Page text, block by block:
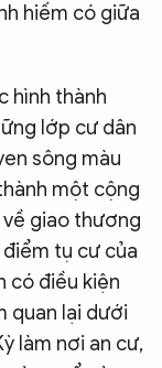
hiếm có giữa
hình thành
lớp cư dân
sông màu
một cộng
giao thương
tụ cư của
có điều kiện
quan lại dưới
làm nơi an cư,